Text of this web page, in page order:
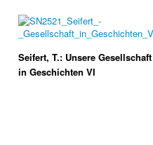
Seifert, T.: Unsere Gesellschaft
in Geschichten VI